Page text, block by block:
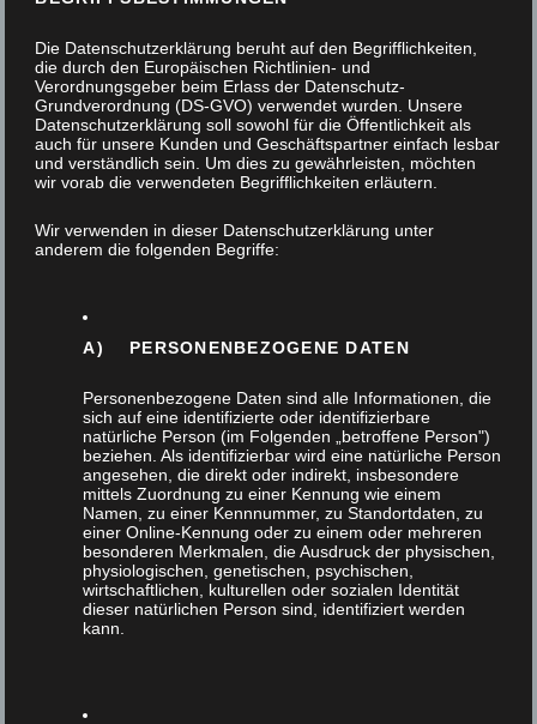
Nischenschrank mit lackierten Türen
INNENAUSBAU,SPECIALS
MÖBEL
Griffstange aus Naturholz
MÖBEL,SPECIALS
Die Datenschutzerklärung beruht auf den Begrifflichkeiten,
die durch den Europäischen Richtlinien- und
Verordnungsgeber beim Erlass der Datenschutz-
Grundverordnung (DS-GVO) verwendet wurden. Unsere
Datenschutzerklärung soll sowohl für die Öffentlichkeit als
auch für unsere Kunden und Geschäftspartner einfach lesbar
und verständlich sein. Um dies zu gewährleisten, möchten
wir vorab die verwendeten Begrifflichkeiten erläutern.
Wir verwenden in dieser Datenschutzerklärung unter
anderem die folgenden Begriffe:
A) PERSONENBEZOGENE DATEN
Personenbezogene Daten sind alle Informationen, die
sich auf eine identifizierte oder identifizierbare
natürliche Person (im Folgenden „betroffene Person")
beziehen. Als identifizierbar wird eine natürliche Person
angesehen, die direkt oder indirekt, insbesondere
mittels Zuordnung zu einer Kennung wie einem
Namen, zu einer Kennnummer, zu Standortdaten, zu
einer Online-Kennung oder zu einem oder mehreren
besonderen Merkmalen, die Ausdruck der physischen,
physiologischen, genetischen, psychischen,
wirtschaftlichen, kulturellen oder sozialen Identität
dieser natürlichen Person sind, identifiziert werden
kann.